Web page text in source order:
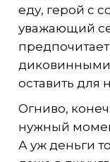
еду, герой с
уважающий
оставить для
Огниво,
нужный
А уж деньги